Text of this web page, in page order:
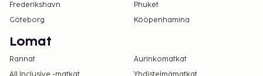
Frederikshavn
Phuket
Göteborg
Kööpenhamina
Lomat
Rannat
Aurinkomatkat